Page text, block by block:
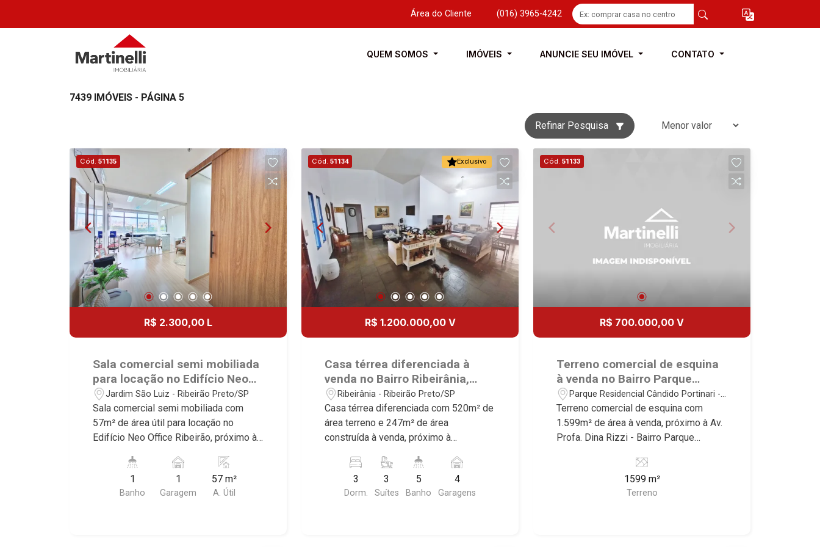
Área do Cliente (016) 3965-4242
QUEM SOMOS IMÓVEIS ANUNCIE SEU IMÓVEL CONTATO
7439 IMÓVEIS - PÁGINA 5
Refinar Pesquisa
Cód. 51135
R$ 2.300,00 L
Sala comercial semi mobiliada
para locação no Edifício Neo
Office Ribeirão, próximo à Av.
Prof. João Fiúsa - Ribeirão
Preto/SP.
Jardim São Luiz - Ribeirão Preto/SP
Sala comercial semi mobiliada com
57m² de área útil para locação no
Edifício Neo Office Ribeirão, próximo à
Luiz, Ribeirão Preto/SP. Conheça as
características deste imóvel que a
Martinelli Imobiliária selecionou para
1
Banho
1
Garagem
57 m²
A. Útil
Exclusivo
Cód. 51134
R$ 1.200.000,00 V
Casa térrea diferenciada à
venda no Bairro Ribeirânia,
próximo à Faculdade UNAERP -
Ribeirão Preto/SP.
Ribeirânia - Ribeirão Preto/SP
Casa térrea diferenciada com 520m² de
área terreno e 247m² de área
construída à venda, próximo à
Ribeirão Preto/SP. Conheça as
características deste imóvel que a
Martinelli Imobiliária selecionou para
3
Dorm.
3
Suítes
5
Banho
4
Garagens
Cód. 51133
R$ 700.000,00 V
Terreno comercial de esquina
à venda no Bairro Parque
Residencial Cândido Portinari,
próximo à Av. Profa. Dina Rizzi
- Ribeirão Preto/SP.
Parque Residencial Cândido Portinari -
Ribeirão Preto/SP
Terreno comercial de esquina com
1.599m² de área à venda, próximo à Av.
Profa. Dina Rizzi - Bairro Parque
deste imóvel que a Martinelli
Imobiliária selecionou para você: -
1599 m²
Terreno